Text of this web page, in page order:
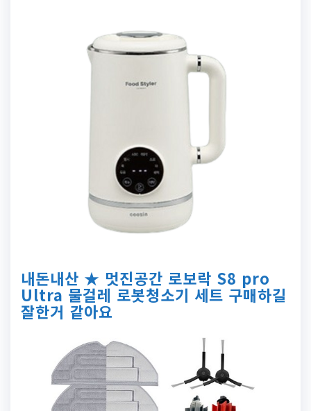
내돈내산 ★ 멋진공간 로보락 S8 pro
Ultra 물걸레 로봇청소기 세트 구매하길
잘한거 같아요